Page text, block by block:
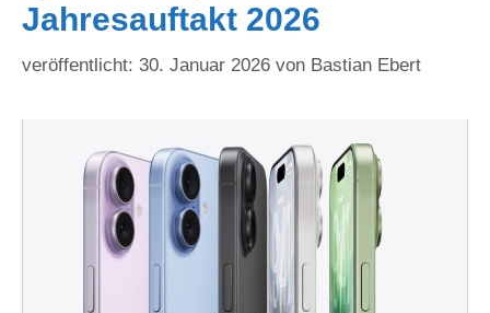
Jahresauftakt 2026
30. Januar 2026 von Bastian Ebert